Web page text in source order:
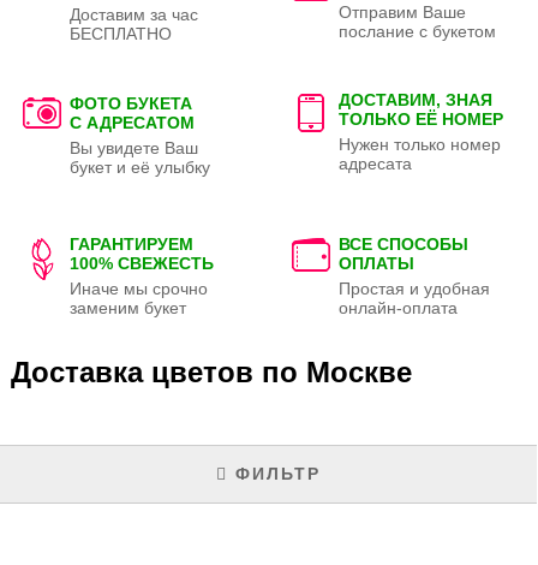
Доставим за час
БЕСПЛАТНО
Отправим Ваше
послание с букетом
ФОТО БУКЕТА
С АДРЕСАТОМ
Вы увидете Ваш
букет и её улыбку
ДОСТАВИМ, ЗНАЯ
ТОЛЬКО ЕЁ НОМЕР
Нужен только номер
адресата
ГАРАНТИРУЕМ
100% СВЕЖЕСТЬ
Иначе мы срочно
заменим букет
ВСЕ СПОСОБЫ
ОПЛАТЫ
Простая и удобная
онлайн-оплата
Доставка цветов по Москве
ФИЛЬТР